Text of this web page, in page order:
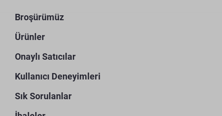
Broşürümüz
Ürünler
Onaylı Satıcılar
Kullanıcı Deneyimleri
Sık Sorulanlar